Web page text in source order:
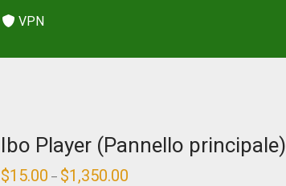
VPN
Ibo Player (Pannello principale)
$15.00 – $1,350.00